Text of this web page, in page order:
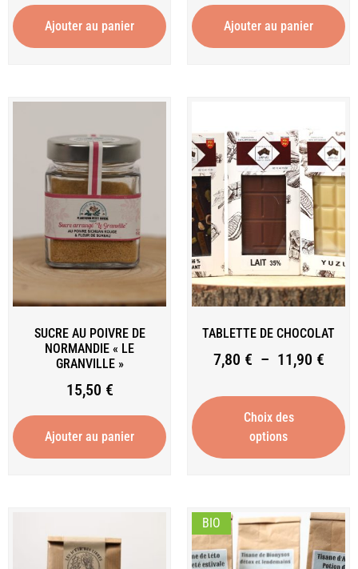
Ajouter au panier Ajouter au panier
SUCRE AU POIVRE DE
NORMANDIE « LE
GRANVILLE »
15,50 €
Ajouter au panier
TABLETTE DE CHOCOLAT
7,80 € – 11,90 €
Choix des
options
BIO